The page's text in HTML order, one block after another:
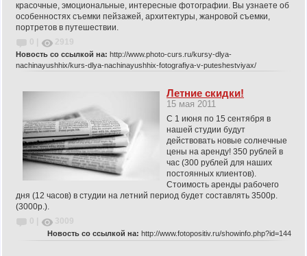
красочные, эмоциональные, интересные фотографии. Вы узнаете об
особенностях съемки пейзажей, архитектуры, жанровой съемки,
портретов в путешествии.
Новость со ссылкой на: http://www.photo-curs.ru/kursy-dlya-
nachinayushhix/kurs-dlya-nachinayushhix-fotografiya-v-puteshestviyax/
Летние скидки!
15 мая 2011
С 1 июня по 15 сентября в
нашей студии будут
действовать новые солнечные
цены на аренду! 350 рублей в
час (300 рублей для наших
постоянных клиентов).
Стоимость аренды рабочего
дня (12 часов) в студии на летний период будет составлять 3500р.
(3000р.).
Новость со ссылкой на: http://www.fotopositiv.ru/showinfo.php?id=144